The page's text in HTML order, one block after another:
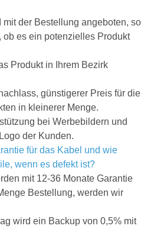
der Bestellung angeboten, so
es ein potenzielles Produkt
Produkt in Ihrem Bezirk
günstigerer Preis für die
in kleinerer Menge.
bei Werbebildern und
der Kunden.
für das Kabel und wie
wenn es defekt ist?
mit 12-36 Monate Garantie
Bestellung, werden wir
wird ein Backup von 0,5% mit